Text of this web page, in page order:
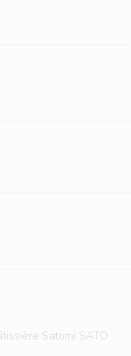
Satomi SATO